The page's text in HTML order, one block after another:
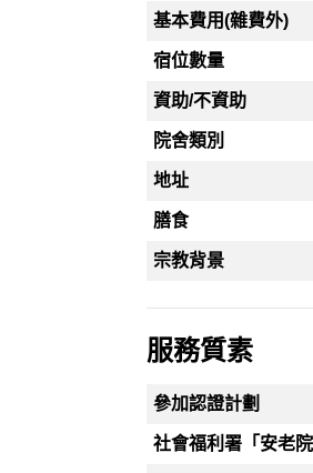
基本費用(雜費外)
宿位數量
資助/不資助
院舍類別
地址
膳食
宗教背景
服務質素
參加認證計劃
社會福利署「安老